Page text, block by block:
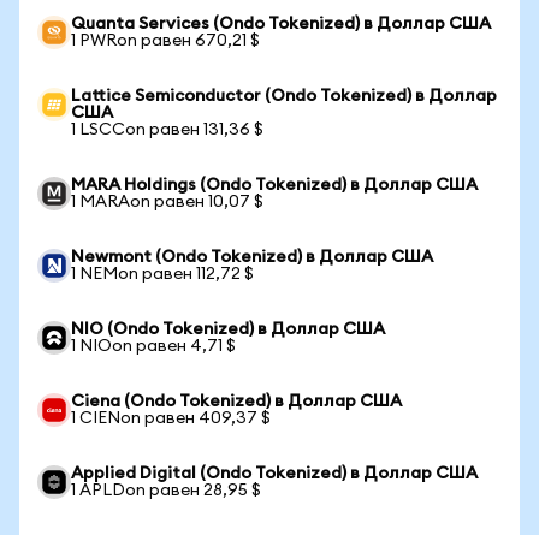
Quanta Services (Ondo Tokenized) в Доллар США
1 PWRon равен 670,21 $
Lattice Semiconductor (Ondo Tokenized) в Доллар
США
1 LSCCon равен 131,36 $
MARA Holdings (Ondo Tokenized) в Доллар США
1 MARAon равен 10,07 $
Newmont (Ondo Tokenized) в Доллар США
1 NEMon равен 112,72 $
NIO (Ondo Tokenized) в Доллар США
1 NIOon равен 4,71 $
Ciena (Ondo Tokenized) в Доллар США
1 CIENon равен 409,37 $
Applied Digital (Ondo Tokenized) в Доллар США
1 APLDon равен 28,95 $